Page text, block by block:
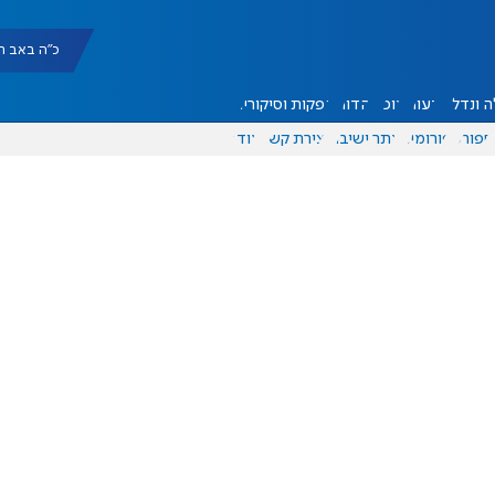
כ"ה באב תשפ"ו
ונדל"ן דעות אוכל יהדות הפקות וסיקורים
ספורט פורומים אתר ישיבה יצירת קשר עוד